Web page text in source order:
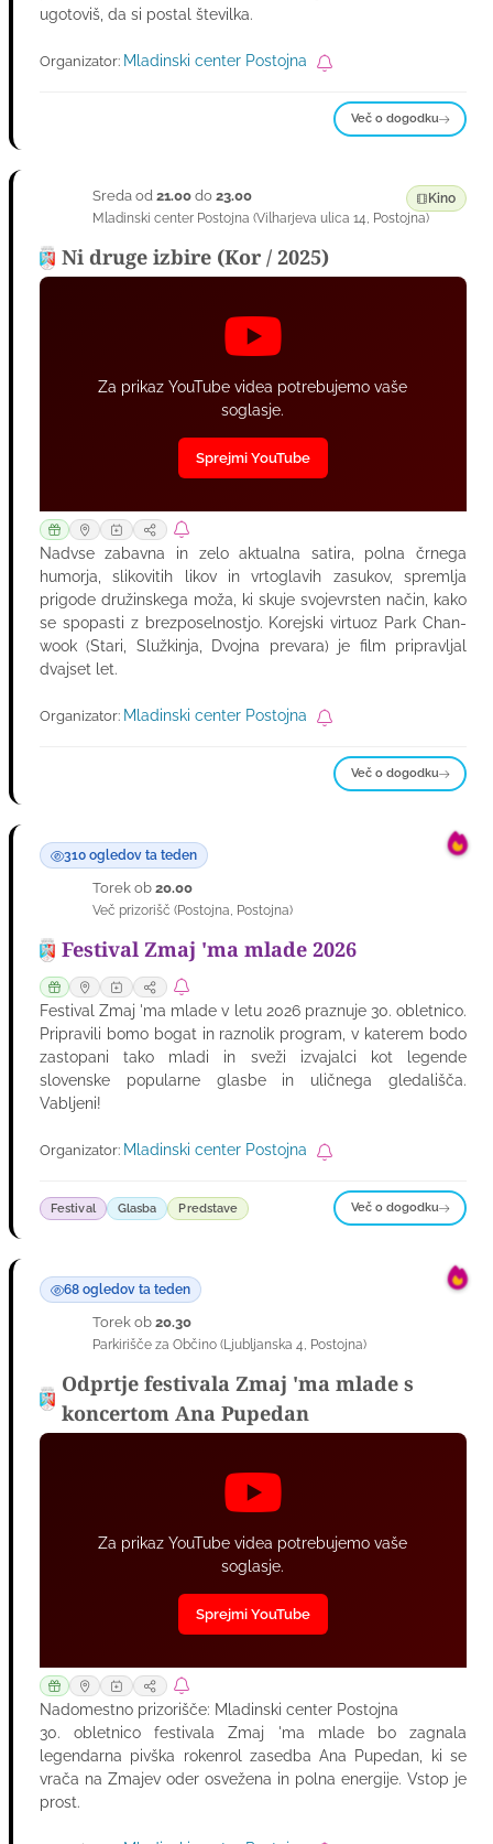
ugotoviš, da si postal številka.
Organizator: Mladinski center Postojna
Več o dogodku
Sreda od 21.00do 23.00
Mladinski center Postojna (Vilharjeva ulica 14, Postojna)
Za prikaz YouTube videa potrebujemo vaše
soglasje.
Sprejmi YouTube
Ni druge izbire (Kor / 2025)
Nadvse zabavna in zelo aktualna satira, polna črnega
humorja, slikovitih likov in vrtoglavih zasukov, spremlja
prigode družinskega moža, ki skuje svojevrsten način, kako
se spopasti z brezposelnostjo. Korejski virtuoz Park Chan-
wook (Stari, Služkinja, Dvojna prevara) je film pripravljal
dvajset let.
Organizator: Mladinski center Postojna
Kino
Več o dogodku
Torek ob 20.00
Več prizorišč (Postojna, Postojna)
310 ogledov ta teden
Festival Zmaj 'ma mlade 2026
Festival Zmaj 'ma mlade v letu 2026 praznuje 30. obletnico.
Pripravili bomo bogat in raznolik program, v katerem bodo
zastopani tako mladi in sveži izvajalci kot legende
slovenske popularne glasbe in uličnega gledališča.
Vabljeni!
Organizator: Mladinski center Postojna
Festival Glasba Predstave Več o dogodku
Torek ob 20.30
Parkirišče za Občino(Ljubljanska 4, Postojna)
68 ogledov ta teden
Za prikaz YouTube videa potrebujemo vaše
soglasje.
Sprejmi YouTube
Odprtje festivala Zmaj 'ma mlade s
koncertom Ana Pupedan
Nadomestno prizorišče: Mladinski center Postojna
30. obletnico festivala Zmaj 'ma mlade bo zagnala
legendarna pivška rokenrol zasedba Ana Pupedan, ki se
vrača na Zmajev oder osvežena in polna energije. Vstop je
prost.